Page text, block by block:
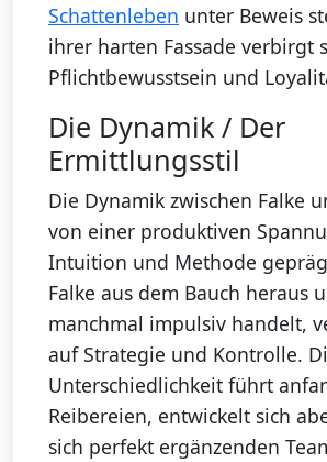
Schattenleben unter Beweis
ihrer harten Fassade verbirgt
Pflichtbewusstsein und
Die Dynamik / Der
Ermittlungsstil
Die Dynamik zwischen Falke
von einer produktiven
Intuition und Methode
Falke aus dem Bauch heraus
manchmal impulsiv handelt,
auf Strategie und Kontrolle.
Unterschiedlichkeit führt
Reibereien, entwickelt sich
sich perfekt ergänzenden